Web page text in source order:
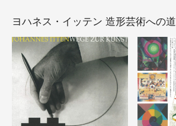
ヨハネス・イッテン 造形芸術への道